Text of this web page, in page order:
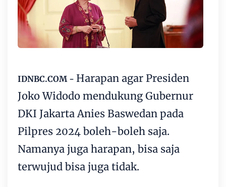
IDNBC.COM - Harapan agar Presiden
Joko Widodo mendukung Gubernur
DKI Jakarta Anies Baswedan pada
Pilpres 2024 boleh-boleh saja.
Namanya juga harapan, bisa saja
terwujud bisa juga tidak.